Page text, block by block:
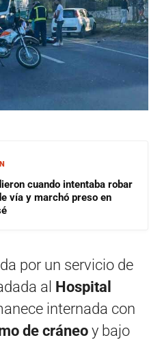
cuando intentaba robar
vía y marchó preso en
por un servicio de
al Hospital
internada con
de cráneo y bajo